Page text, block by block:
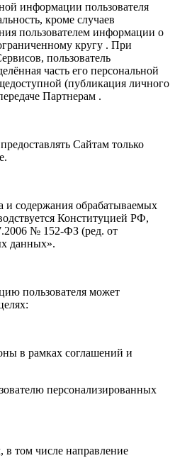
информации пользователя
кроме случаев
пользователем информации о
кругу . При
пользователь
часть его персональной
(публикация личного
Партнерам .
Сайтам только
и содержания обрабатываемых
Конституцией РФ,
№ 152-ФЗ (ред. от
данных».
пользователя может
в рамках соглашений и
персонализированных
в том числе направление